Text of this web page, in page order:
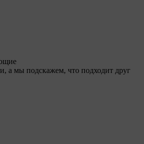
а мы подскажем, что подходит друг